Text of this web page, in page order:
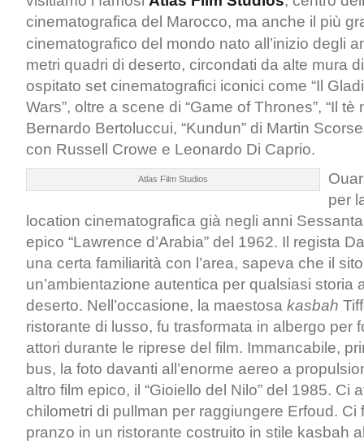
cinematografica del Marocco, ma anche il più
cinematografico del mondo nato all’inizio degli
metri quadri di deserto, circondati da alte mura
ospitato set cinematografici iconici come “Il
Wars”, oltre a scene di “Game of Thrones”, “Il tè
Bernardo Bertoluccui, “Kundun” di Martin
con Russell Crowe e Leonardo Di Caprio.
Atlas Film Studios
per
location cinematografica già negli anni
epico “Lawrence d’Arabia” del 1962. Il regista
una certa familiarità con l’area, sapeva che il
un’ambientazione autentica per qualsiasi storia
deserto. Nell’occasione, la maestosa kasbah
ristorante di lusso, fu trasformata in albergo per
attori durante le riprese del film. Immancabile,
bus, la foto davanti all’enorme aereo a
altro film epico, il “Gioiello del Nilo” del 1985. Ci
chilometri di pullman per raggiungere Erfoud. Ci
pranzo in un ristorante costruito in stile kasbah